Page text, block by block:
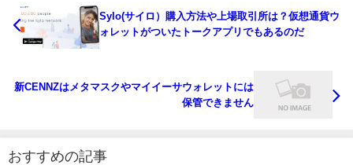
Sylo(サイロ）購入方法や上場取引所は？仮想通貨ウ
ォレットがついたトークアプリでもあるのだ
新CENNZはメタマスクやマイイーサウォレットには
保管できません
おすすめの記事